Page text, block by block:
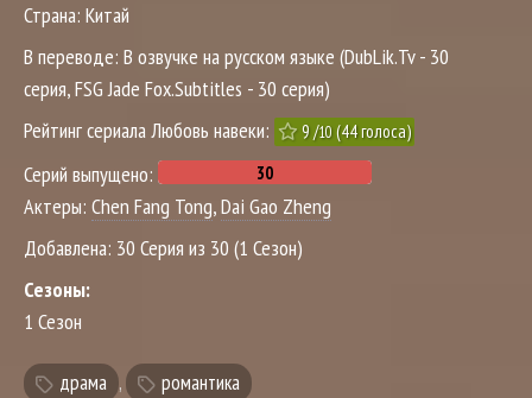
Страна: Китай
В переводе: В озвучке на русском языке (DubLik.Tv - 30
серия, FSG Jade Fox.Subtitles - 30 серия)
Рейтинг сериала Любовь навеки:
9/10(44голоса)
Серий выпущено:
Актеры: Chen Fang Tong,Dai Gao Zheng
Добавлена: 30 Серия из 30 (1 Сезон)
Сезоны:
1 Сезон
драма , романтика